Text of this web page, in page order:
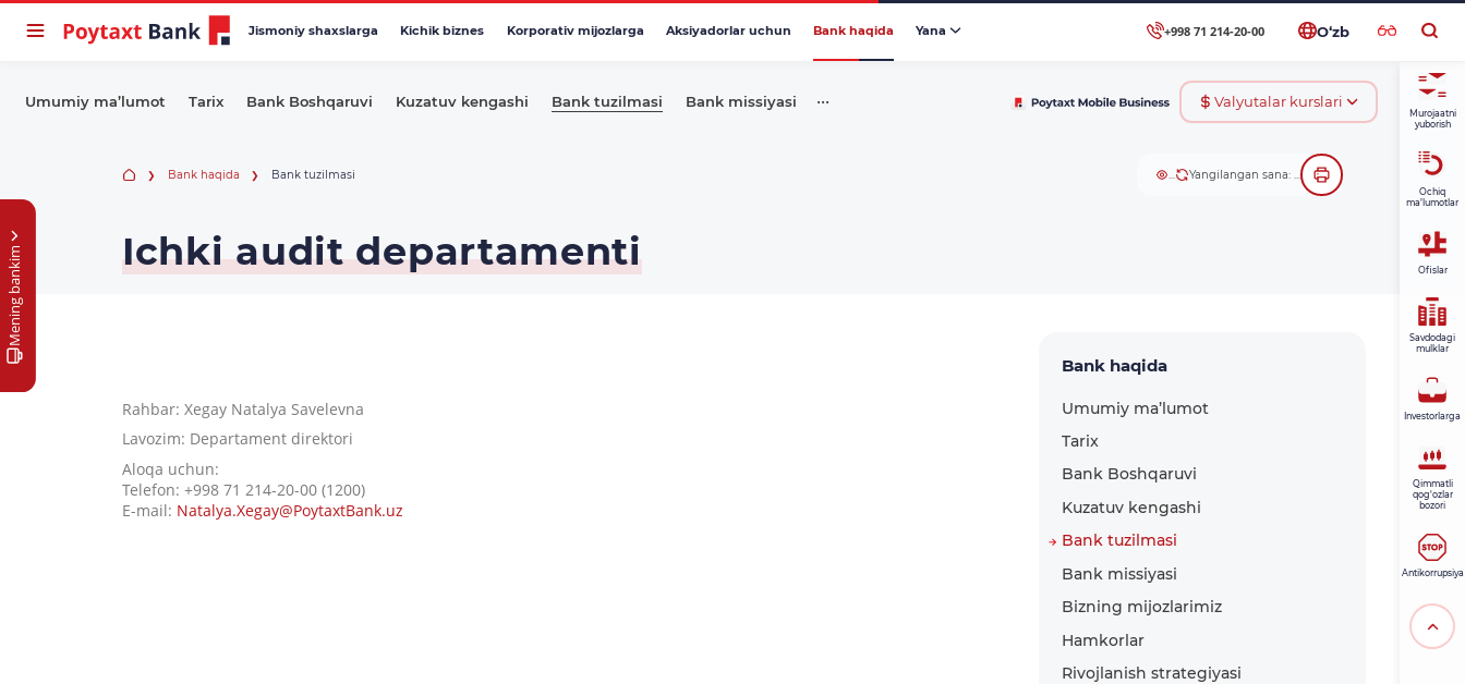
Mening bankim
Jismoniy shaxslarga Kichik biznes Korporativ mijozlarga Aksiyadorlar uchun Bank haqida Yana +998 71 214-20-00 O‘zb
Umumiy ma’lumot Tarix Bank Boshqaruvi Kuzatuv kengashi Bank tuzilmasi Bank missiyasi ••• Valyutalar kurslari
Bank haqida Bank tuzilmasi Yangilangan sana: ...
Ichki audit departamenti
Rahbar: Xegay Natalya Savelevna
Lavozim: Departament direktori
Aloqa uchun:
Telefon: +998 71 214-20-00 (1200)
E-mail: Natalya.Xegay@PoytaxtBank.uz
Bank haqida
Umumiy ma’lumot
Tarix
Bank Boshqaruvi
Kuzatuv kengashi
Bank tuzilmasi
Bank missiyasi
Bizning mijozlarimiz
Hamkorlar
Rivojlanish strategiyasi
Murojaatni
yuborish
Ochiq
ma’lumotlar
Ofislar
Savdodagi
mulklar
Investorlarga
Qimmatli
qog'ozlar
bozori
Antikorrupsiya